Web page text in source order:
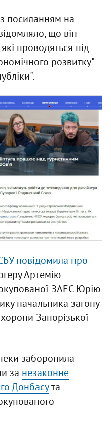
посиланням на
що він
проводяться під
розвитку"
повідомила про
Артемію
ЗАЕС Юрію
начальника загону
Запорізької
заборонила
за незаконне
Донбасута